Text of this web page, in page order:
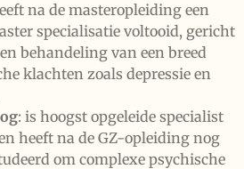
na de masteropleiding een
specialisatie voltooid, gericht
behandeling van een breed
klachten zoals depressie en
: is hoogst opgeleide specialist
heeft na de GZ-opleiding nog
om complexe psychische